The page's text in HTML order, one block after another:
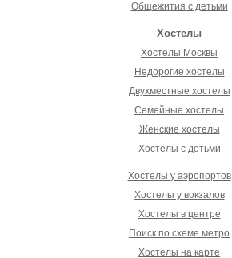
Общежития с детьми
Хостелы
Хостелы Москвы
Недорогие хостелы
Двухместные хостелы
Семейные хостелы
Женские хостелы
Хостелы с детьми
Хостелы у аэропортов
Хостелы у вокзалов
Хостелы в центре
Поиск по схеме метро
Хостелы на карте